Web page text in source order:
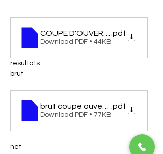
COUPE D'OUVERTURE
.pdf
Download PDF • 44KB
resultats
brut
brut coupe ouverture
.pdf
Download PDF • 77KB
net